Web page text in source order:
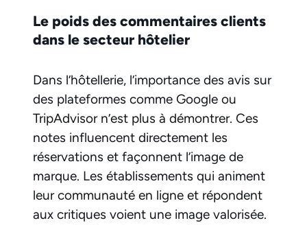
Le poids des commentaires clients
dans le secteur hôtelier
Dans l’hôtellerie, l’importance des avis sur
des plateformes comme Google ou
TripAdvisor n’est plus à démontrer. Ces
notes influencent directement les
réservations et façonnent l’image de
marque. Les établissements qui animent
leur communauté en ligne et répondent
aux critiques voient une image valorisée.